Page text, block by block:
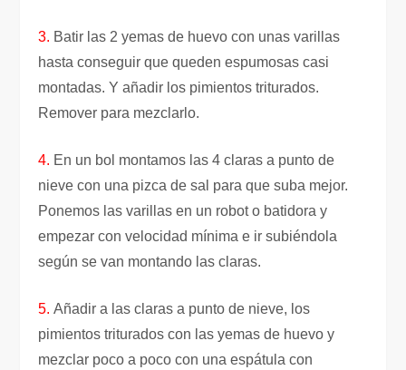
3. Batir las 2 yemas de huevo con unas varillas
hasta conseguir que queden espumosas casi
montadas. Y añadir los pimientos triturados.
Remover para mezclarlo.
4. En un bol montamos las 4 claras a punto de
nieve con una pizca de sal para que suba mejor.
Ponemos las varillas en un robot o batidora y
empezar con velocidad mínima e ir subiéndola
según se van montando las claras.
5. Añadir a las claras a punto de nieve, los
pimientos triturados con las yemas de huevo y
mezclar poco a poco con una espátula con